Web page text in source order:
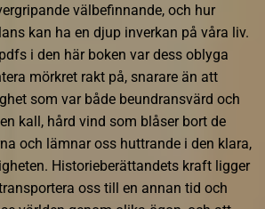
välbefinnande, och hur
kan ha en djup inverkan på våra liv.
i den här boken var dess oblyga
mörkret rakt på, snarare än att
som var både beundransvärd och
kall, hård vind som blåser bort de
och lämnar oss huttrande i den klara,
Historieberättandets kraft ligger
oss till en annan tid och